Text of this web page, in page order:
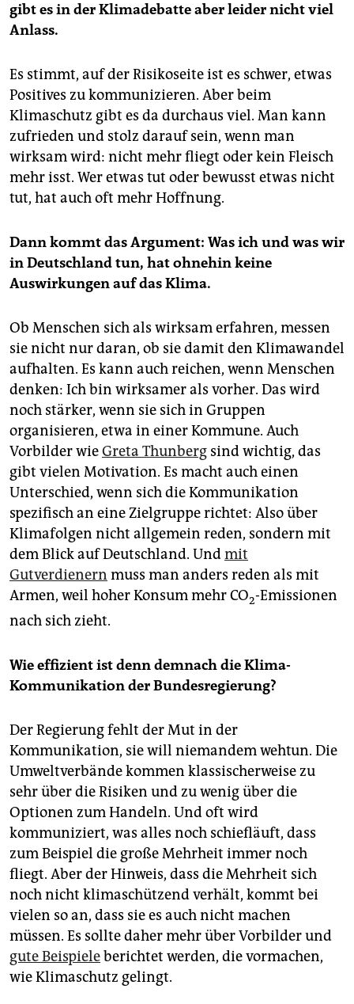
gibt es in der Klima­debatte aber leider nicht viel
Anlass.
Es stimmt, auf der Risikoseite ist es schwer, etwas
Positives zu kommunizieren. Aber beim
Klimaschutz gibt es da durchaus viel. Man kann
zufrieden und stolz darauf sein, wenn man
wirksam wird: nicht mehr fliegt oder kein Fleisch
mehr isst. Wer etwas tut oder bewusst etwas nicht
tut, hat auch oft mehr Hoffnung.
Dann kommt das Argument: Was ich und was wir
in Deutschland tun, hat ohnehin keine
Auswirkungen auf das Klima.
Ob Menschen sich als wirksam erfahren, messen
sie nicht nur daran, ob sie damit den Klimawandel
aufhalten. Es kann auch reichen, wenn Menschen
denken: Ich bin wirksamer als vorher. Das wird
noch stärker, wenn sie sich in Gruppen
organisieren, etwa in einer Kommune. Auch
Vorbilder wieGreta Thunberg sind wichtig, das
gibt vielen Motivation. Es macht auch einen
Unterschied, wenn sich die Kommunikation
spezifisch an eine Zielgruppe richtet: Also über
Klimafolgen nicht allgemein reden, sondern mit
dem Blick auf Deutschland. Undmit
Gutverdienern muss man anders reden als mit
Armen, weil hoher Konsum mehr CO2-Emissionen
nach sich zieht.
Wie effizient ist denn demnach die Klima-
Kommunikation der Bundesregierung?
Der Regierung fehlt der Mut in der
Kommunikation, sie will niemandem wehtun. Die
Umweltverbände kommen klassischerweise zu
sehr über die Risiken und zu wenig über die
Optionen zum Handeln. Und oft wird
kommuniziert, was alles noch schiefläuft, dass
zum Beispiel die große Mehrheit immer noch
fliegt. Aber der Hinweis, dass die Mehrheit sich
noch nicht klimaschützend verhält, kommt bei
vielen so an, dass sie es auch nicht machen
müssen. Es sollte daher mehr über Vorbilder und
gute Beispieleberichtet werden, die vormachen,
wie Klimaschutz gelingt.